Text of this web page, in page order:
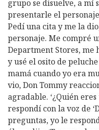
grupo se disuelve, a mí
presentarle el
Pedí una cita y me la
personaje. Me compré
Department Stores, me
y usé el osito de
mamá cuando yo era
vio, Don Tommy
agradable. ‘¿Quién
respondí con la voz de
preguntas, yo le